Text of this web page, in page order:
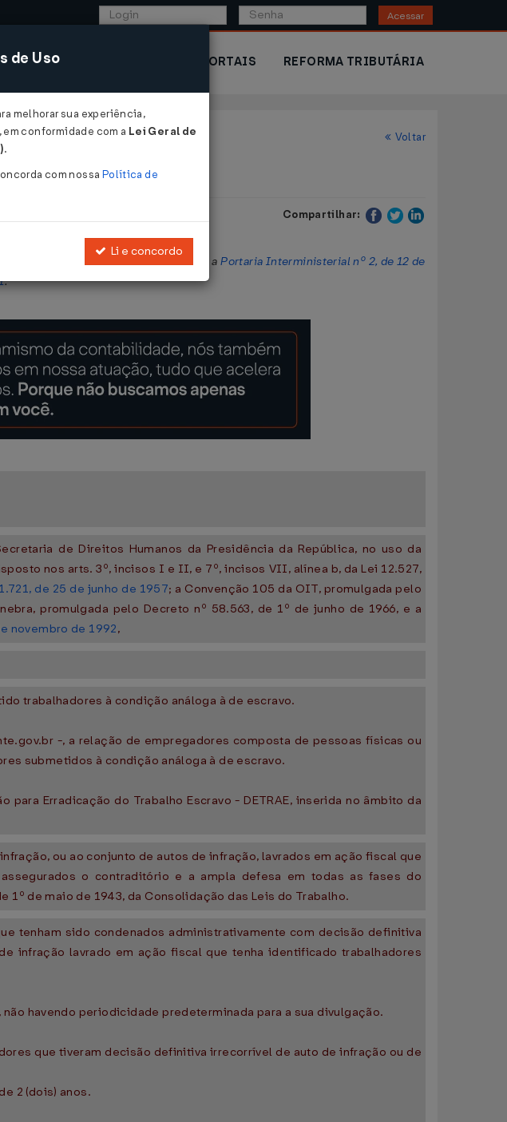
Acessar
COMÉRCIO EXTERIOR PORTAIS REFORMA TRIBUTÁRIA
Voltar
Compartilhar:
análoga à de escravo e revoga aPortaria Interministerial nº 2, de 12 de
.
de Direitos Humanos da Presidência da República, no uso da
nos arts. 3º, incisos I e II, e 7º, incisos VII, alínea b, da Lei 12.527,
de 25 de junho de 1957; a Convenção 105 da OIT, promulgada pelo
promulgada pelo Decreto nº 58.563, de 1º de junho de 1966, e a
novembro de 1992,
trabalhadores à condição análoga à de escravo.
-, a relação de empregadores composta de pessoas físicas ou
submetidos à condição análoga à de escravo.
Erradicação do Trabalho Escravo - DETRAE, inserida no âmbito da
ou ao conjunto de autos de infração, lavrados em ação fiscal que
o contraditório e a ampla defesa em todas as fases do
de maio de 1943, da Consolidação das Leis do Trabalho.
tenham sido condenados administrativamente com decisão definitiva
infração lavrado em ação fiscal que tenha identificado trabalhadores
havendo periodicidade predeterminada para a sua divulgação.
que tiveram decisão definitiva irrecorrível de auto de infração ou de
2 (dois) anos.
de Uso
melhorar sua experiência,
conformidade com a Lei Geral de
.
com nossa Política de
Li e concordo